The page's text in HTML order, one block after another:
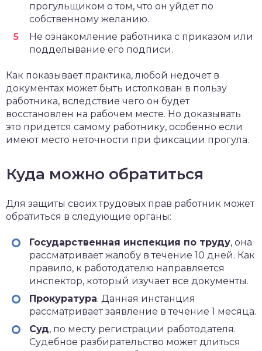
прогульщиком о том, что он уйдет по
собственному желанию.
Не ознакомление работника с приказом или
подделывание его подписи.
Как показывает практика, любой недочет в
документах может быть истолкован в пользу
работника, вследствие чего он будет
восстановлен на рабочем месте. Но доказывать
это придется самому работнику, особенно если
имеют место неточности при фиксации прогула.
Куда можно обратиться
Для защиты своих трудовых прав работник может
обратиться в следующие органы:
Государственная инспекция по труду, она
рассматривает жалобу в течение 10 дней. Как
правило, к работодателю направляется
инспектор, который изучает все документы.
Прокуратура. Данная инстанция
рассматривает заявление в течение 1 месяца.
Суд, по месту регистрации работодателя.
Судебное разбирательство может длиться